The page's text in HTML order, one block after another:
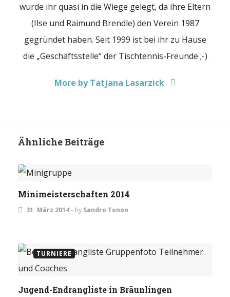
wurde ihr quasi in die Wiege gelegt, da ihre Eltern
(Ilse und Raimund Brendle) den Verein 1987
gegründet haben. Seit 1999 ist bei ihr zu Hause
die „Geschäftsstelle“ der Tischtennis-Freunde ;-)
More by Tatjana Lasarzick
Ähnliche Beiträge
Minimeisterschaften 2014
31. März 2014- by Sandro Tonon
TURNIERE
Jugend-Endrangliste in Bräunlingen